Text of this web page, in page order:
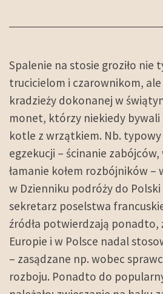
Spalenie na stosie groziło nie
trucicielom i czarownikom,
kradzieży dokonanej w
monet, którzy niekiedy
kotle z wrzątkiem. Nb.
egzekucji – ścinanie zabójców,
łamanie kołem rozbójników –
w Dzienniku podróży do Polski
sekretarz poselstwa
źródła potwierdzają ponadto,
Europie i w Polsce nadal
– zasądzane np. wobec
rozboju. Ponadto do